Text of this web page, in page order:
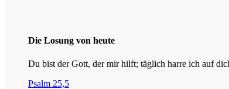
Die Losung von heute
Du bist der Gott, der mir hilft; täglich harre ich auf
Psalm 25,5